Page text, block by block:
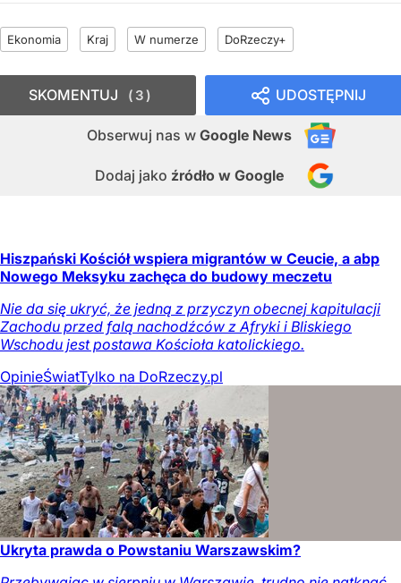
Ekonomia Kraj W numerze DoRzeczy+
UDOSTĘPNIJ
Obserwuj nas w Google News
Dodaj jako źródło w Google
SKOMENTUJ 3
Hiszpański Kościół wspiera migrantów w Ceucie, a abp
Nowego Meksyku zachęca do budowy meczetu
Nie da się ukryć, że jedną z przyczyn obecnej kapitulacji
Zachodu przed falą nachodźców z Afryki i Bliskiego
Wschodu jest postawa Kościoła katolickiego.
OpinieŚwiatTylko na DoRzeczy.pl
Ukryta prawda o Powstaniu Warszawskim?